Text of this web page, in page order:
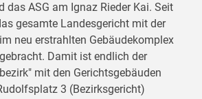
das ASG am Ignaz Rieder Kai. Seit
gesamte Landesgericht mit der
neu erstrahlten Gebäudekomplex
Damit ist endlich der
mit den Gerichtsgebäuden
3 (Bezirksgericht)